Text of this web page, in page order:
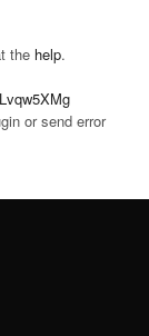
the help.
or send error